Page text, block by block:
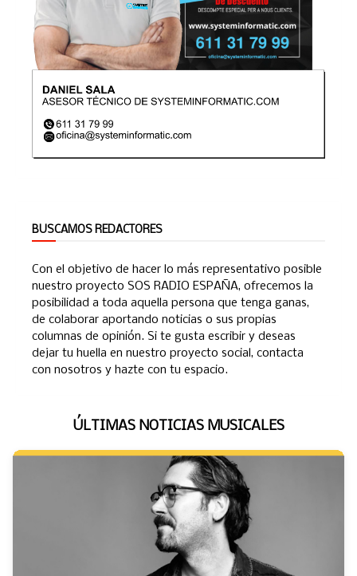
BUSCAMOS REDACTORES
Con el objetivo de hacer lo más representativo posible
nuestro proyecto SOS RADIO ESPAÑA, ofrecemos la
posibilidad a toda aquella persona que tenga ganas,
de colaborar aportando noticias o sus propias
columnas de opinión. Si te gusta escribir y deseas
dejar tu huella en nuestro proyecto social, contacta
con nosotros y hazte con tu espacio.
ÚLTIMAS NOTICIAS MUSICALES